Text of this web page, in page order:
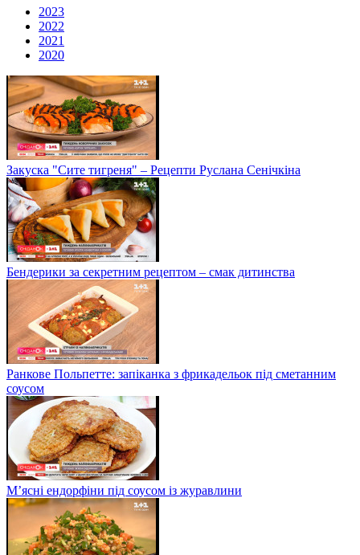
2023
2022
2021
2020
Закуска "Сите тигреня" – Рецепти Руслана Сенічкіна
Бендерики за секретним рецептом – смак дитинства
Ранкове Польпетте: запіканка з фрикадельок під сметанним
соусом
М’ясні ендорфіни під соусом із журавлини